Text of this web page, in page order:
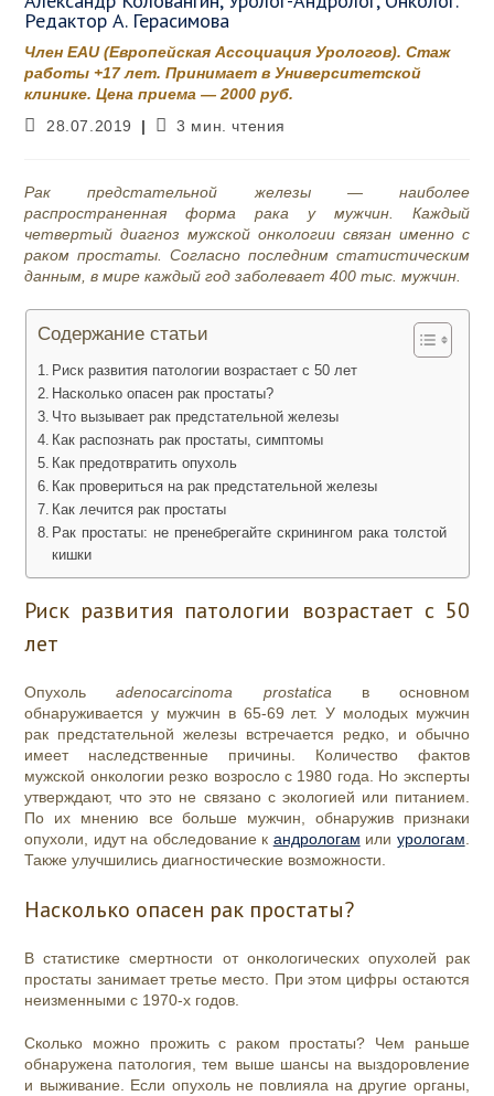
Редактор А. Герасимова
Член EAU (Европейская Ассоциация Урологов). Стаж
работы +17 лет. Принимает в Университетской
клинике. Цена приема — 2000 руб.
Запись
28.07.2019
Время
3 мин. чтения
Рак предстательной железы — наиболее
распространенная форма рака у мужчин. Каждый
четвертый диагноз мужской онкологии связан именно с
раком простаты. Согласно последним статистическим
данным, в мире каждый год заболевает 400 тыс. мужчин.
Содержание статьи
Риск развития патологии возрастает с 50 лет
Насколько опасен рак простаты?
Что вызывает рак предстательной железы
Как распознать рак простаты, симптомы
Как предотвратить опухоль
Как провериться на рак предстательной железы
Как лечится рак простаты
Рак простаты: не пренебрегайте скринингом рака толстой
кишки
Риск развития патологии возрастает с 50
лет
Опухольadenocarcinoma prostatica в основном
обнаруживается у мужчин в 65-69 лет. У молодых мужчин
рак предстательной железы встречается редко, и обычно
имеет наследственные причины. Количество фактов
мужской онкологии резко возросло с 1980 года. Но эксперты
утверждают, что это не связано с экологией или питанием.
По их мнению все больше мужчин, обнаружив признаки
опухоли, идут на обследование к андрологам или урологам
Также улучшились диагностические возможности.
Насколько опасен рак простаты?
В статистике смертности от онкологических опухолей рак
простаты занимает третье место. При этом цифры остаются
неизменными с 1970-х годов.
Сколько можно прожить с раком простаты? Чем раньше
обнаружена патология, тем выше шансы на выздоровление
и выживание. Если опухоль не повлияла на другие органы,